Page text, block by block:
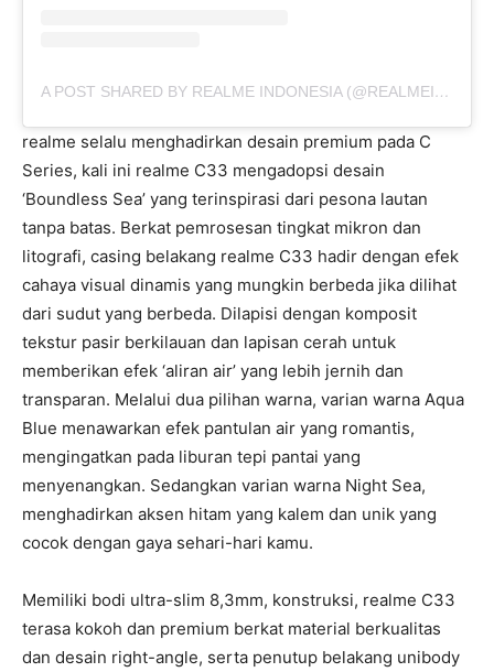
A POST SHARED BY REALME INDONESIA (@REALMEINDONESIA)
realme selalu menghadirkan desain premium pada C
Series, kali ini realme C33 mengadopsi desain
‘Boundless Sea’ yang terinspirasi dari pesona lautan
tanpa batas. Berkat pemrosesan tingkat mikron dan
litografi, casing belakang realme C33 hadir dengan efek
cahaya visual dinamis yang mungkin berbeda jika dilihat
dari sudut yang berbeda. Dilapisi dengan komposit
tekstur pasir berkilauan dan lapisan cerah untuk
memberikan efek ‘aliran air’ yang lebih jernih dan
transparan. Melalui dua pilihan warna, varian warna Aqua
Blue menawarkan efek pantulan air yang romantis,
mengingatkan pada liburan tepi pantai yang
menyenangkan. Sedangkan varian warna Night Sea,
menghadirkan aksen hitam yang kalem dan unik yang
cocok dengan gaya sehari-hari kamu.
Memiliki bodi ultra-slim 8,3mm, konstruksi, realme C33
terasa kokoh dan premium berkat material berkualitas
dan desain right-angle, serta penutup belakang unibody